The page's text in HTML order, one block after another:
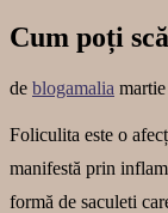
Cum poți
de blogamalia
Foliculita este o
manifestă prin
formă de saculeti